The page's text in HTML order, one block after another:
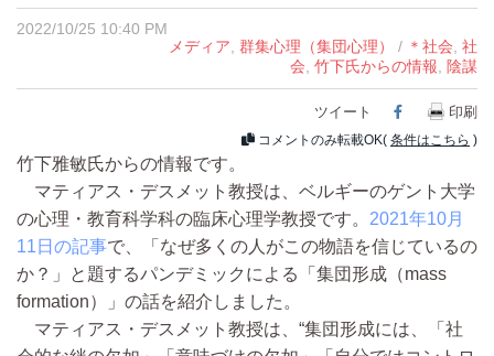
2022/10/25 10:40 PM
メディア, 群集心理（集団心理） / ＊社会, 社
会, 竹下氏からの情報, 陰謀
ツイート Facebook
印刷
コメントのみ転載OK( 条件はこちら )
竹下雅敏氏からの情報です。
マティアス・デスメット教授は、ベルギーのゲント大学
の心理・教育科学科の臨床心理学教授です。 2021年10月
11日の記事で、「なぜ多くの人がこの物語を信じているの
か？」と題するパンデミックによる「集団形成（mass
formation）」の話を紹介しました。
マティアス・デスメット教授は、“集団形成には、「社